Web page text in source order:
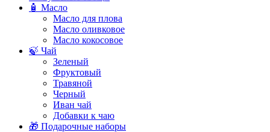
🧴 Масло
Масло для плова
Масло оливковое
Масло кокосовое
🍃 Чай
Зеленый
Фруктовый
Травяной
Черный
Иван чай
Добавки к чаю
🎁 Подарочные наборы